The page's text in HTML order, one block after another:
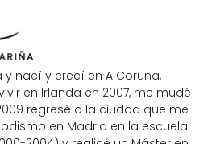
nací y crecí en A Coruña,
en Irlanda en 2007, me mudé
regresé a la ciudad que me
en Madrid en la escuela